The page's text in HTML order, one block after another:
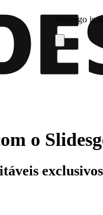
Slidesgo is
o